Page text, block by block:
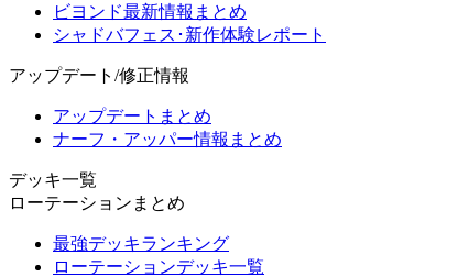
ビヨンド最新情報まとめ
シャドバフェス･新作体験レポート
アップデート/修正情報
アップデートまとめ
ナーフ・アッパー情報まとめ
デッキ一覧
ローテーションまとめ
最強デッキランキング
ローテーションデッキ一覧